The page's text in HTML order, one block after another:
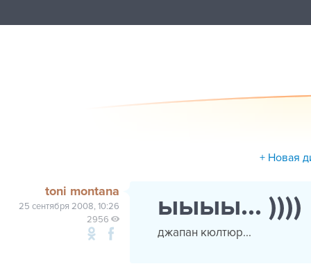
+ Новая
toni montana
25 сентября 2008, 10:26
2956
ыыыы... ))))
джапан кюлтюр...